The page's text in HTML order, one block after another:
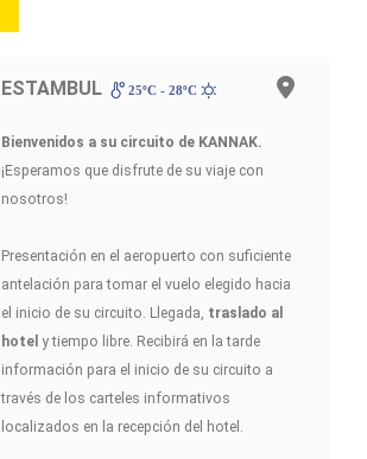
ESTAMBUL 25ºC - 28ºC
Bienvenidos a su circuito de KANNAK.
¡Esperamos que disfrute de su viaje con
nosotros!
Presentación en el aeropuerto con suficiente
antelación para tomar el vuelo elegido hacia
el inicio de su circuito. Llegada, traslado al
hotel y tiempo libre. Recibirá en la tarde
información para el inicio de su circuito a
través de los carteles informativos
localizados en la recepción del hotel.